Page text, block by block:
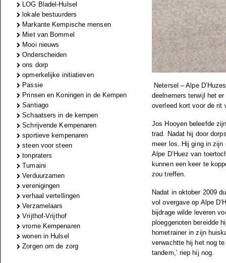
LOG Bladel-Hulsel
lokale bestuurders
Markante Kempische mensen
Miet van Bommel
Mooi nieuws
Onderscheiden
ons dorp
opmerkelijke initiatieven
Passie
Prinsen en Koningen in de Kempen
Santiago
Schaatsers in de kempen
Schrijvende Kempenaren
sportieve kempenaren
steen voor steen
tonpraters
Tumaini
Verduurzamen
verenigingen
verhaal vertellingen
Verzamelaars
Vrijthof-Vrijthof
vrome Kempenaren
wonen in Hulsel
Zorgen om de zorg
Netersel – Alpe
deelnemers terwijl het
overleed kort voor de rit
Jos Hooyen beleefde
trad. Nadat hij door
meer los. Hij ging in zijn
Alpe D’Huez van
kunnen een keer te
zou treffen.
Nadat in oktober 2009
vol overgave op Alpe
bijdrage wilde leveren
ploeggenoten bereidde
hometrainer in zijn
verwachtte hij het nog
tandem,’ riep hij nog.